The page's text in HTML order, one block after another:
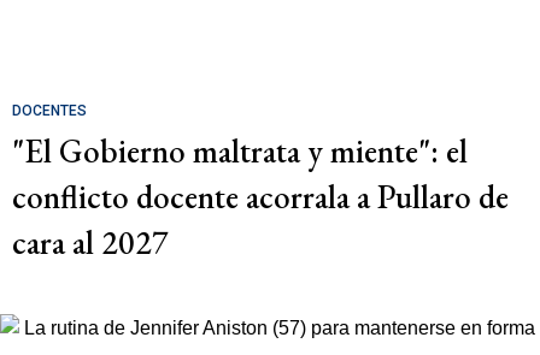
DOCENTES
"El Gobierno maltrata y miente": el
conflicto docente acorrala a Pullaro de
cara al 2027